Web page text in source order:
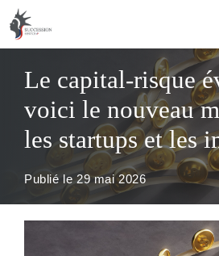
Aller
au
contenu
Le capital-risque
voici le nouveau
les startups et les
Publié le 29 mai 2026